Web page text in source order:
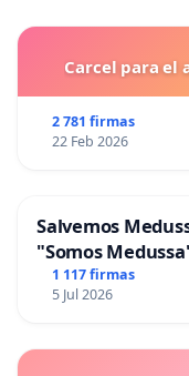
Carcel para el
2 781 firmas
22 Feb 2026
Salvemos
"Somos
1 117 firmas
5 Jul 2026